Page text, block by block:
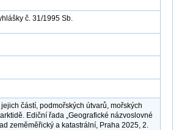
č. 31/1995 Sb.
částí, podmořských útvarů, mořských
Ediční řada „Geografické názvoslovné
zeměměřický a katastrální, Praha 2025, 2.